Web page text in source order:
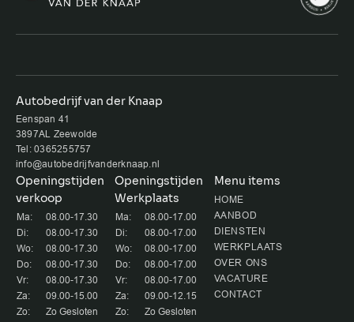
Autobedrijf van der Knaap
Eenspan 41
3897AL Zeewolde
Tel: 0365255757
info@autobedrijfvanderknaap.nl
Openingstijden
verkoop
Ma:
08.00-17.30
Di:
08.00-17.30
Wo:
08.00-17.30
Do:
08.00-17.30
Vr:
08.00-17.30
Za:
09.00-15.00
Zo:
Zo Gesloten
Openingstijden
Werkplaats
Ma:
08.00-17.00
Di:
08.00-17.00
Wo:
08.00-17.00
Do:
08.00-17.00
Vr:
08.00-17.00
Za:
09.00-12.15
Zo:
Zo Gesloten
Menu items
HOME
AANBOD
DIENSTEN
WERKPLAATS
OVER ONS
VACATURE
CONTACT